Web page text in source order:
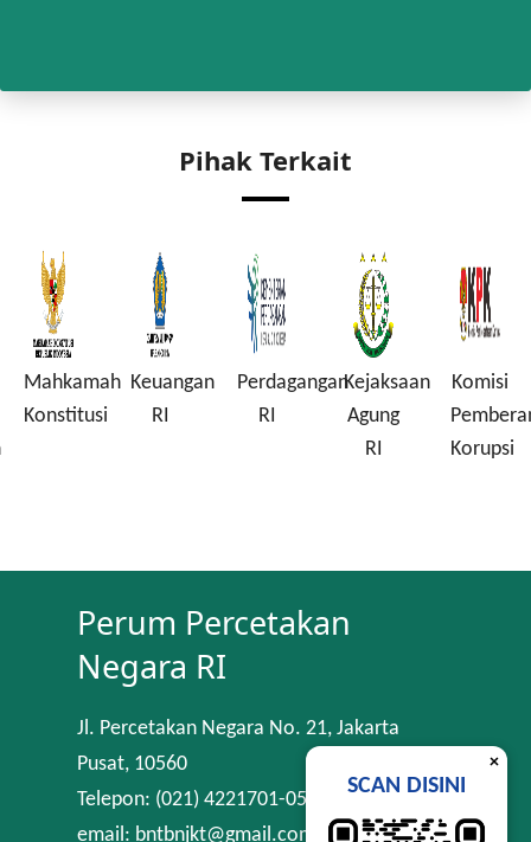
Pihak Terkait
Mahkamah
Konstitusi
Keuangan
RI
Perdagangan
RI
Kejaksaan
Agung
RI
Komisi
Korupsi
Perum Percetakan
Negara RI
Jl. Percetakan Negara No. 21, Jakarta
Pusat, 10560
Telepon: (021) 4221701-05
email: bntbnjkt@gmail.com
×
SCAN DISINI